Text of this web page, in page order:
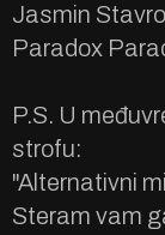
Jasmin
Paradox
P.S. U
strofu:
"Alternativni
Steram vam